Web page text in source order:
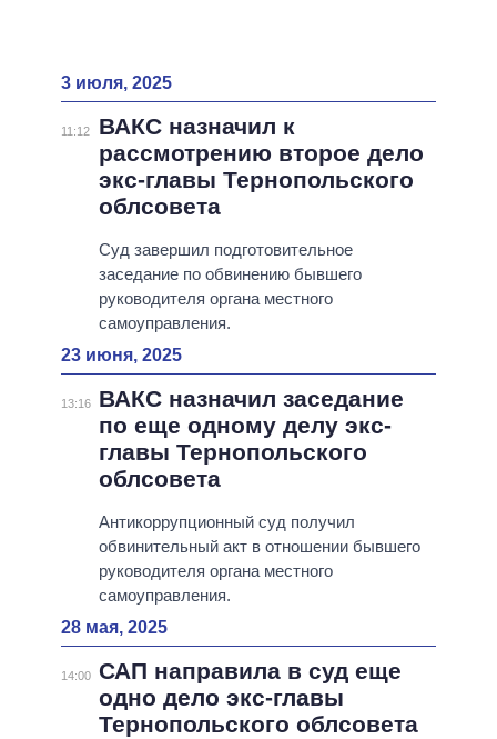
3 июля, 2025
11:12
ВАКС назначил к
рассмотрению второе дело
экс-главы Тернопольского
облсовета
Суд завершил подготовительное
заседание по обвинению бывшего
руководителя органа местного
самоуправления.
23 июня, 2025
13:16
ВАКС назначил заседание
по еще одному делу экс-
главы Тернопольского
облсовета
Антикоррупционный суд получил
обвинительный акт в отношении бывшего
руководителя органа местного
самоуправления.
28 мая, 2025
14:00 САП направила в суд еще
одно дело экс-главы
Тернопольского облсовета